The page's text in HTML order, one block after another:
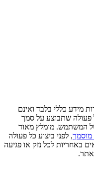
מידע כללי בלבד ואינם
פעולה שתבוצע על סמך
המשתמש. מומלץ מאוד
, לפני ביצוע כל פעולה
באחריות לכל נזק או פגיעה